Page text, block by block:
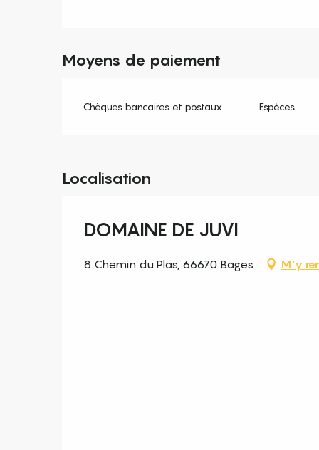
Moyens de paiement
Chèques bancaires et postaux Espèces
Localisation
DOMAINE DE JUVI
8 Chemin du Plas, 66670 Bages M'y